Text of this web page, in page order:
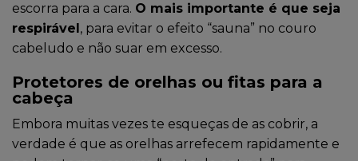
escorra para a cara. O mais importante é que seja
respirável , para evitar o efeito “sauna” no couro
cabeludo e não suar em excesso.
Protetores de orelhas ou fitas para a
cabeça
Embora muitas vezes te esqueças de as cobrir, a
verdade é que as orelhas arrefecem rapidamente e